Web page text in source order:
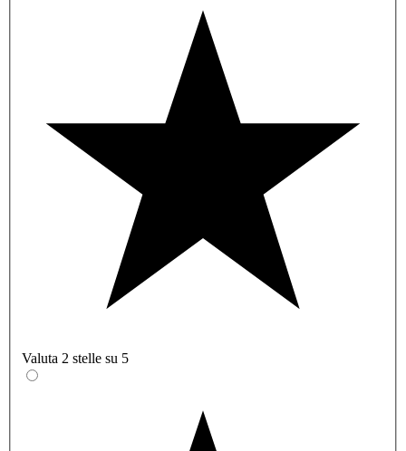
Valuta 2 stelle su 5